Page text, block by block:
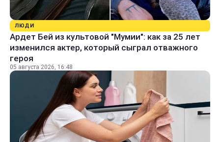
ЛЮДИ
Ардет Бей из культовой "Мумии": как за 25 лет
изменился актер, который сыграл отважного
героя
05 августа 2026, 16:48